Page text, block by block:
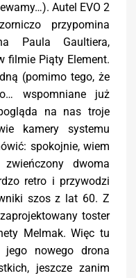
Autel EVO 2
przypomina
Paula Gaultiera,
filmie Piąty Element.
(pomimo tego, że
wspomniane już
na nas troje
kamery systemu
spokojnie, wiem
dwoma
retro i przywodzi
szos z lat 60. Z
toster
Melmak. Więc tu
nowego drona
jeszcze zanim